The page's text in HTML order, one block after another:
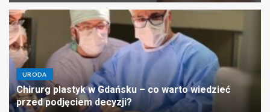
URODA
Chirurg plastyk w Gdańsku – co warto wiedzieć
przed podjęciem decyzji?